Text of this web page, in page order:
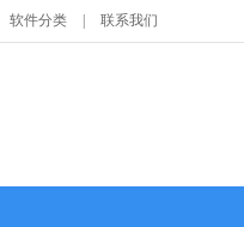
软件分类 联系我们